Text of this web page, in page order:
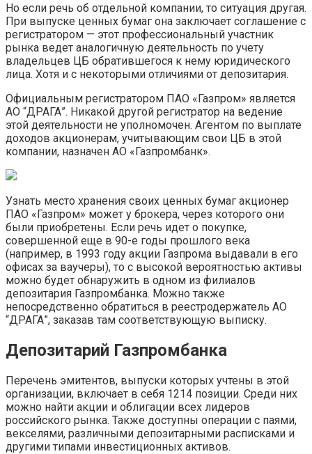
Но если речь об отдельной компании, то ситуация другая.
При выпуске ценных бумаг она заключает соглашение с
регистратором — этот профессиональный участник
рынка ведет аналогичную деятельность по учету
владельцев ЦБ обратившегося к нему юридического
лица. Хотя и с некоторыми отличиями от депозитария.
Официальным регистратором ПАО «Газпром» является
АО “ДРАГА”. Никакой другой регистратор на ведение
этой деятельности не уполномочен. Агентом по выплате
доходов акционерам, учитывающим свои ЦБ в этой
компании, назначен АО «Газпромбанк».
Узнать место хранения своих ценных бумаг акционер
ПАО «Газпром» может у брокера, через которого они
были приобретены. Если речь идет о покупке,
совершенной еще в 90-е годы прошлого века
(например, в 1993 году акции Газпрома выдавали в его
офисах за ваучеры), то с высокой вероятностью активы
можно будет обнаружить в одном из филиалов
депозитария Газпромбанка. Можно также
непосредственно обратиться в реестродержатель АО
“ДРАГА”, заказав там соответствующую выписку.
Депозитарий Газпромбанка
Перечень эмитентов, выпуски которых учтены в этой
организации, включает в себя 1214 позиции. Среди них
можно найти акции и облигации всех лидеров
российского рынка. Также доступны операции с паями,
векселями, различными депозитарными расписками и
другими типами инвестиционных активов.